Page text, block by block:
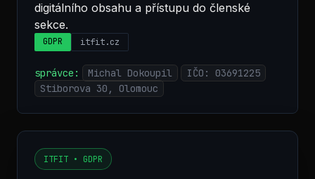
digitálního obsahu a přístupu do členské
sekce.
GDPR itfit.cz
správce: Michal Dokoupil
IČO: 03691225
Stiborova 30, Olomouc
ITFIT • GDPR